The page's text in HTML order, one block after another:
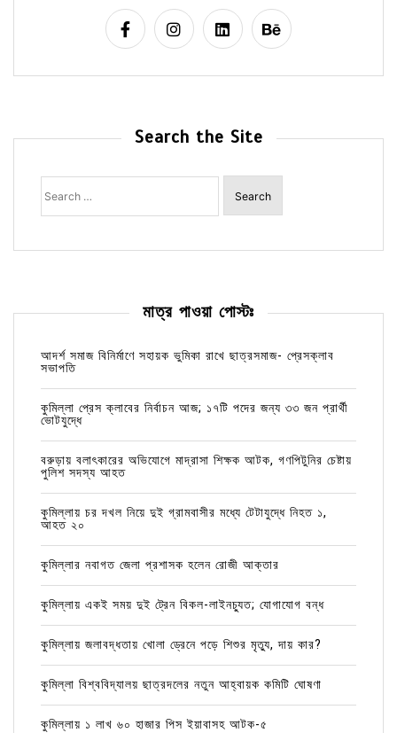
Search the Site
Search
for:
মাত্র পাওয়া পোস্টঃ
আদর্শ সমাজ বিনির্মাণে সহায়ক ভুমিকা রাখে ছাত্রসমাজ- প্রেসক্লাব
সভাপতি
কুমিল্লা প্রেস ক্লাবের নির্বাচন আজ; ১৭টি পদের জন্য ৩৩ জন প্রার্থী
ভোটযুদ্ধে
বরুড়ায় বলাৎকারের অভিযোগে মাদ্রাসা শিক্ষক আটক, গণপিটুনির চেষ্টায়
পুলিশ সদস্য আহত
কুমিল্লায় চর দখল নিয়ে দুই গ্রামবাসীর মধ্যে টেটাযুদ্ধে নিহত ১,
আহত ২০
কুমিল্লার নবাগত জেলা প্রশাসক হলেন রোজী আক্তার
কুমিল্লায় একই সময় দুই ট্রেন বিকল-লাইনচ্যুত; যোগাযোগ বন্ধ
কুমিল্লায় জলাবদ্ধতায় খোলা ড্রেনে পড়ে শিশুর মৃত্যু, দায় কার?
কুমিল্লা বিশ্ববিদ্যালয় ছাত্রদলের নতুন আহ্বায়ক কমিটি ঘোষণা
কুমিল্লায় ১ লাখ ৬০ হাজার পিস ইয়াবাসহ আটক-৫